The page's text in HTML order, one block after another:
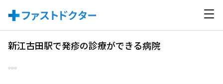
新江古田駅で発疹の診療ができる病院